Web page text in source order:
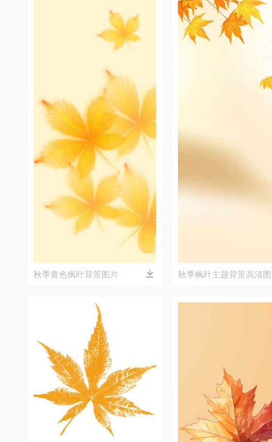
秋季黄色枫叶背景图片 秋季枫叶主题背景高清